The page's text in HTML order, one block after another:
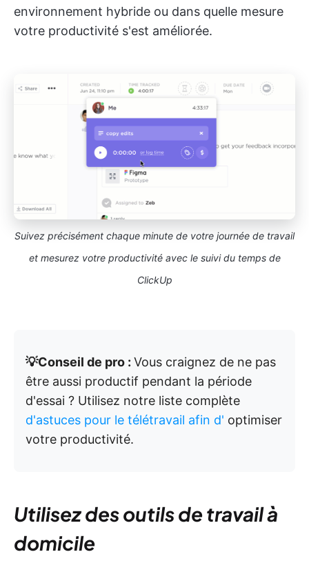
environnement hybride ou dans quelle mesure
votre productivité s'est améliorée.
Suivez précisément chaque minute de votre journée de travail
et mesurez votre productivité avec le suivi du temps de
ClickUp
💡Conseil de pro : Vous craignez de ne pas
être aussi productif pendant la période
d'essai ? Utilisez notre liste complète
d'astuces pour le télétravail afin d' optimiser
votre productivité.
Utilisez des outils de travail à
domicile